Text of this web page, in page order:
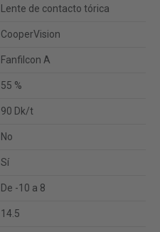
Lente de contacto tórica
CooperVision
Fanfilcon A
55 %
90 Dk/t
No
Sí
De -10 a 8
14.5